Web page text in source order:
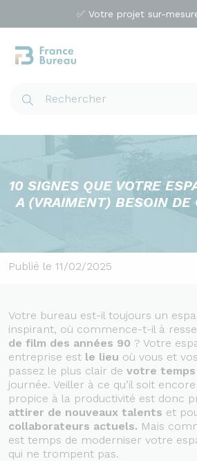
✅ Votre projet sur-
10 SIGNES QUE VOTRE
A (VRAIMENT) BESOIN DE
Publié le 11/02/2025
Votre bureau est-il toujours un
inspirant, où commence-t-il à
de film des années 90 ? Votre
entreprise est le lieu où vous et
passez le plus clair de votre temps
journée. Veiller à ce qu’il soit
propice à la productivité est donc
attirer de nouveaux talents et
collaborateurs actuels. Mais
est temps de moderniser votre
qui ne trompent pas.